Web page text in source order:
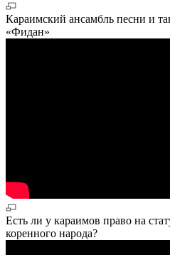
Караимский ансамбль песни и
«Фидан»
Есть ли у караимов право на
коренного народа?